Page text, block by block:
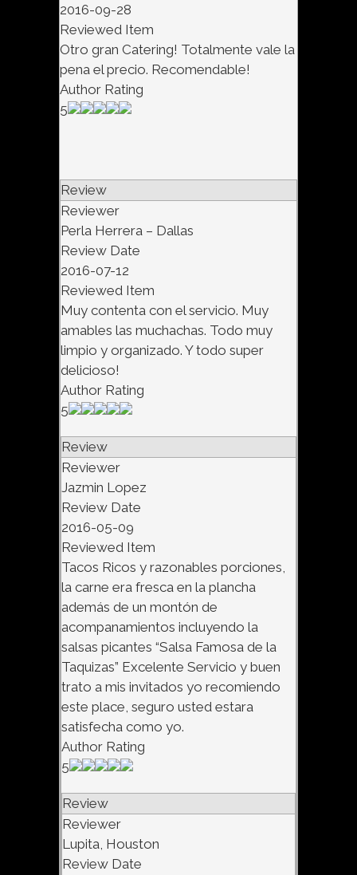
2016-09-28
Reviewed Item
Otro gran Catering! Totalmente vale la
pena el precio. Recomendable!
Author Rating
5
Review
Reviewer
Perla Herrera – Dallas
Review Date
2016-07-12
Reviewed Item
Muy contenta con el servicio. Muy
amables las muchachas. Todo muy
limpio y organizado. Y todo super
delicioso!
Author Rating
5
Review
Reviewer
Jazmin Lopez
Review Date
2016-05-09
Reviewed Item
Tacos Ricos y razonables porciones,
la carne era fresca en la plancha
además de un montón de
acompanamientos incluyendo la
salsas picantes “Salsa Famosa de la
Taquizas” Excelente Servicio y buen
trato a mis invitados yo recomiendo
este place, seguro usted estara
satisfecha como yo.
Author Rating
5
Review
Reviewer
Lupita, Houston
Review Date